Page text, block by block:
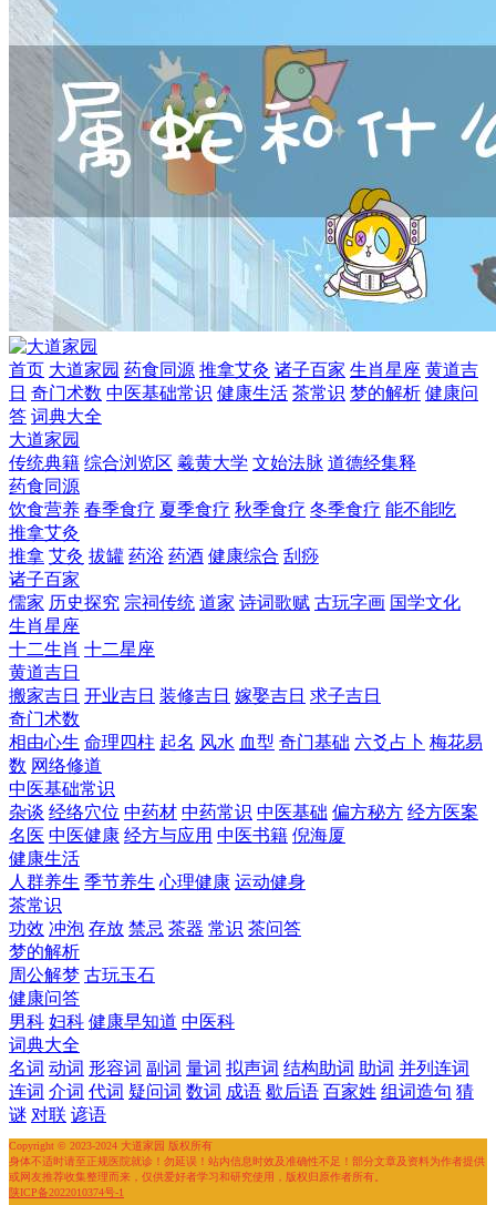
首页 大道家园 药食同源 推拿艾灸 诸子百家 生肖星座 黄道吉
日 奇门术数 中医基础常识 健康生活 茶常识 梦的解析 健康问
答 词典大全
大道家园
传统典籍 综合浏览区 羲黄大学 文始法脉 道德经集释
药食同源
饮食营养 春季食疗 夏季食疗 秋季食疗 冬季食疗 能不能吃
推拿艾灸
推拿 艾灸 拔罐 药浴 药酒 健康综合 刮痧
诸子百家
儒家 历史探究 宗祠传统 道家 诗词歌赋 古玩字画 国学文化
生肖星座
十二生肖 十二星座
黄道吉日
搬家吉日 开业吉日 装修吉日 嫁娶吉日 求子吉日
奇门术数
相由心生 命理四柱 起名 风水 血型 奇门基础 六爻占卜 梅花易
数 网络修道
中医基础常识
杂谈 经络穴位 中药材 中药常识 中医基础 偏方秘方 经方医案
名医 中医健康 经方与应用 中医书籍 倪海厦
健康生活
人群养生 季节养生 心理健康 运动健身
茶常识
功效 冲泡 存放 禁忌 茶器 常识 茶问答
梦的解析
周公解梦 古玩玉石
健康问答
男科 妇科 健康早知道 中医科
词典大全
名词 动词 形容词 副词 量词 拟声词 结构助词 助词 并列连词
连词 介词 代词 疑问词 数词 成语 歇后语 百家姓 组词造句 猜
谜 对联 谚语
Copyright © 2023-2024 大道家园 版权所有
身体不适时请至正规医院就诊！勿延误！站内信息时效及准确性不足！部分文章及资料为作者提供
或网友推荐收集整理而来，仅供爱好者学习和研究使用，版权归原作者所有。
陕ICP备2022010374号-1